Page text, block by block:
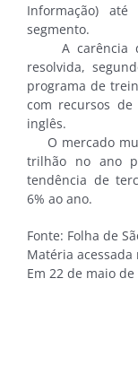
Informação)
segmento.
A carência de
resolvida,
programa de
com recursos
inglês.
O mercado
trilhão no ano
tendência de
6% ao ano.
Fonte: Folha de
Matéria acessada
Em 22 de maio